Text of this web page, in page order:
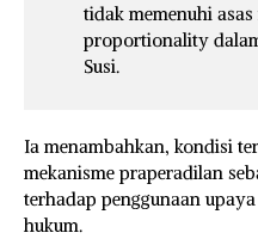
tidak memenuhi
proportionality
Susi.
Ia menambahkan, kondisi
mekanisme praperadilan
terhadap penggunaan
hukum.